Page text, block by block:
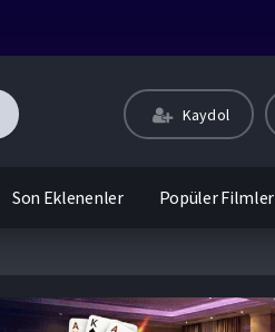
Kaydol
Son Eklenenler Popüler Filmler